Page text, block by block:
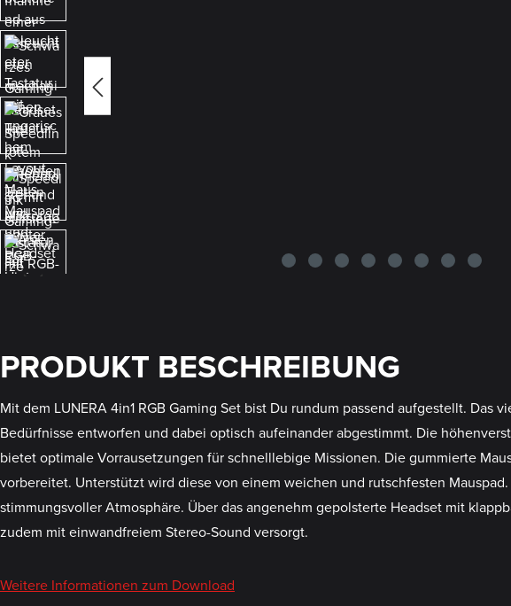
PRODUKT BESCHREIBUNG
Mit dem LUNERA 4in1 RGB Gaming Set bist Du rundum passend aufgestellt.
Bedürfnisse entworfen und dabei optisch aufeinander abgestimmt. Die
bietet optimale Vorrausetzungen für schnelllebige Missionen. Die gummierte
vorbereitet. Unterstützt wird diese von einem weichen und rutschfesten
stimmungsvoller Atmosphäre. Über das angenehm gepolsterte Headset mit
zudem mit einwandfreiem Stereo-Sound versorgt.
Weitere Informationen zum Download